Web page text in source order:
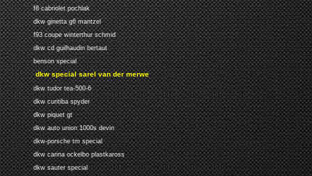
f8 cabriolet pochlak
dkw ginetta g6 mantzel
f93 coupe winterthur schmid
dkw cd guilhaudin bertaut
benson special
dkw special sarel van der merwe
dkw tudor tea-500-6
dkw curitiba spyder
dkw piquet gt
dkw auto union 1000s devin
dkw-porsche tm special
dkw carina ockelbo plastkaross
dkw sauter special